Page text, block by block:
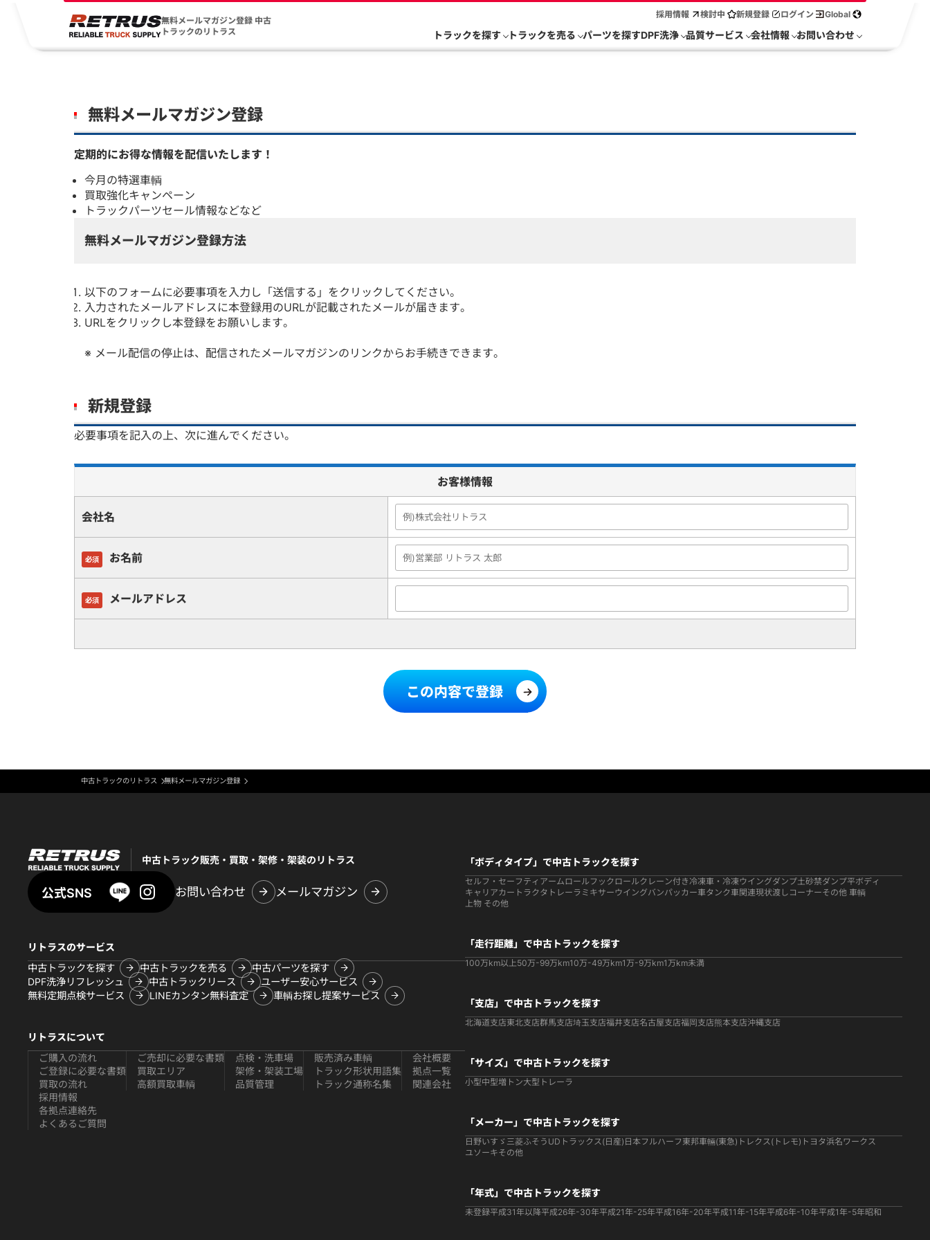
無料メールマガジン登録 中古
トラックのリトラス
採用情報 検討中 新規登録 ログイン Global
トラックを探す トラックを売る パーツを探すDPF洗浄 品質サービス 会社情報 お問い合わせ
無料メールマガジン登録
定期的にお得な情報を配信いたします！
今月の特選車輌
買取強化キャンペーン
トラックパーツセール情報などなど
無料メールマガジン登録方法
以下のフォームに必要事項を入力し「送信する」をクリックしてください。
入力されたメールアドレスに本登録用のURLが記載されたメールが届きます。
URLをクリックし本登録をお願いします。
※ メール配信の停止は、配信されたメールマガジンのリンクからお手続きできます。
新規登録
必要事項を記入の上、次に進んでください。
お客様情報
会社名
必須 お名前
必須 メールアドレス
この内容で登録
中古トラックのリトラス 無料メールマガジン登録
中古トラック販売・買取・架修・架装のリトラス
公式SNS お問い合わせ メールマガジン
リトラスのサービス
中古トラックを探す
中古トラックを売る
中古パーツを探す
DPF洗浄リフレッシュ
中古トラックリース
ユーザー安心サービス
無料定期点検サービス
LINEカンタン無料査定 車輌お探し提案サービス
リトラスについて
ご購入の流れ
ご登録に必要な書類
買取の流れ
ご売却に必要な書類
買取エリア
高額買取車輌
点検・洗車場
架修・架装工場
品質管理
販売済み車輌
トラック形状用語集
トラック通称名集
会社概要
拠点一覧
関連会社
採用情報
各拠点連絡先
よくあるご質問
「ボディタイプ」で中古トラックを探す
セルフ・セーフティ アームロールフックロールクレーン付き冷凍車・冷凍ウイングダンプ土砂禁ダンプ平ボディ
キャリアカー トラクタ トレーラ ミキサーウイングバンパッカー車タンク車関連現状渡しコーナーその他 車輌
上物 その他
「走行距離」で中古トラックを探す
100万km以上50万-99万km10万-49万km1万-9万km1万km未満
「支店」で中古トラックを探す
北海道支店東北支店群馬支店埼玉支店福井支店名古屋支店福岡支店熊本支店沖縄支店
「サイズ」で中古トラックを探す
小型中型増トン大型 トレーラ
「メーカー」で中古トラックを探す
日野いすゞ 三菱ふそう UDトラックス(日産) 日本フルハーフ 東邦車輛(東急) トレクス(トレモ) トヨタ浜名ワークス
ユソーキその他
「年式」で中古トラックを探す
未登録平成31年以降平成26年-30年平成21年-25年平成16年-20年平成11年-15年平成6年-10年平成1年-5年昭和